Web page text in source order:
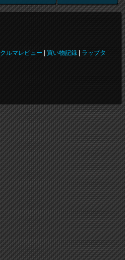
クルマレビュー 買い物記録|
ラップタ